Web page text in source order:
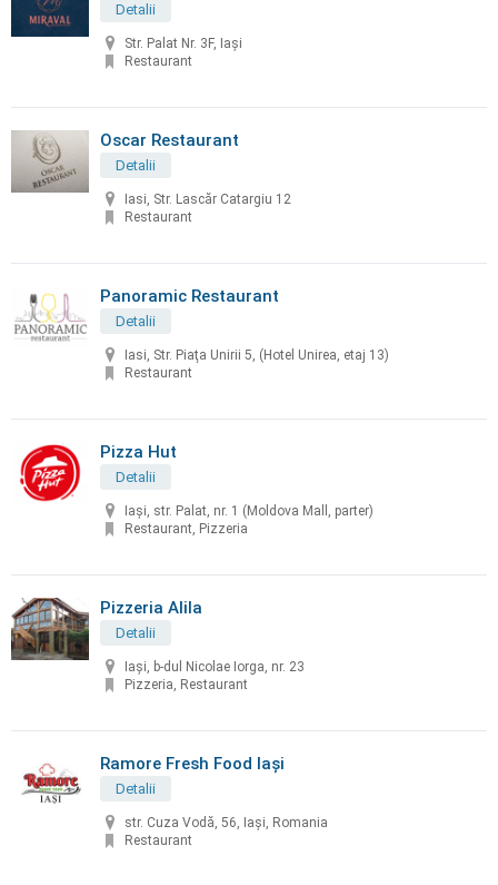
Detalii
Str. Palat Nr. 3F, Iași
Restaurant
Oscar Restaurant
Detalii
Iasi, Str. Lascăr Catargiu 12
Restaurant
Panoramic Restaurant
Detalii
Iasi, Str. Piaţa Unirii 5, (Hotel Unirea, etaj 13)
Restaurant
Pizza Hut
Detalii
Iași, str. Palat, nr. 1 (Moldova Mall, parter)
Restaurant, Pizzeria
Pizzeria Alila
Detalii
Iași, b-dul Nicolae Iorga, nr. 23
Pizzeria, Restaurant
Ramore Fresh Food Iași
Detalii
str. Cuza Vodă, 56, Iași, Romania
Restaurant